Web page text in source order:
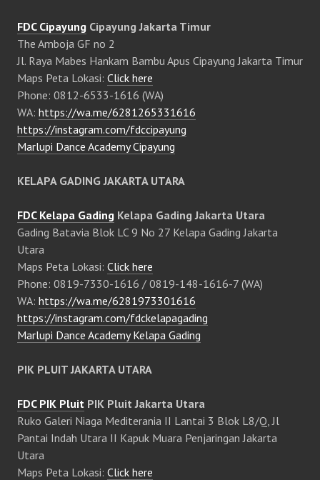
FDC Cipayung Cipayung Jakarta Timur
The Amboja GF no 2
Jl. Raya Mabes Hankam Bambu Apus Cipayung Jakarta Timur
Maps Peta Lokasi: Click here
Phone: 0812-6533-1616 (WA)
WA: https://wa.me/6281265331616
https://instagram.com/fdccipayung
Marlupi Dance Academy Cipayung
KELAPA GADING JAKARTA UTARA
FDC Kelapa Gading Kelapa Gading Jakarta Utara
Gading Batavia Blok LC 9 No 27 Kelapa Gading Jakarta
Utara
Maps Peta Lokasi: Click here
Phone: 0819-7330-1616 / 0819-148-1616-7 (WA)
WA: https://wa.me/6281973301616
https://instagram.com/fdckelapagading
Marlupi Dance Academy Kelapa Gading
PIK PLUIT JAKARTA UTARA
FDC PIK Pluit PIK Pluit Jakarta Utara
Ruko Galeri Niaga Mediterania II Lantai 3 Blok L8/Q, Jl
Pantai Indah Utara II Kapuk Muara Penjaringan Jakarta
Utara
Maps Peta Lokasi: Click here